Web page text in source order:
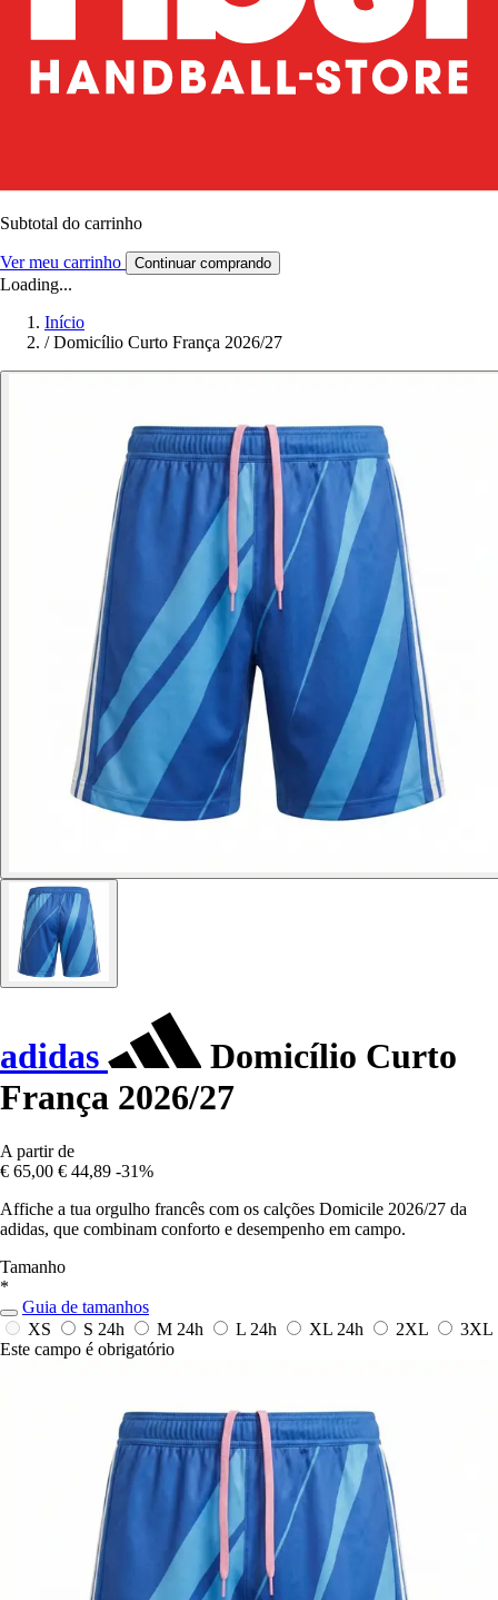
Subtotal do carrinho
Ver meu carrinho Continuar comprando
Loading...
Início
/ Domicílio Curto França 2026/27
adidas
Domicílio Curto
França 2026/27
A partir de
€ 65,00 € 44,89 -31%
Affiche a tua orgulho francês com os calções Domicile 2026/27 da
adidas, que combinam conforto e desempenho em campo.
Tamanho
*
Guia de tamanhos
XS
S 24h M 24h L 24h XL 24h 2XL
3XL
Este campo é obrigatório